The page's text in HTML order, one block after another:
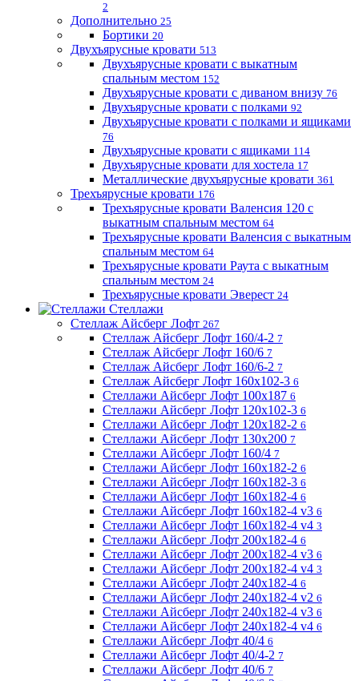
2
Дополнительно 25
Бортики 20
Двухъярусные кровати 513
Двухъярусные кровати с выкатным
спальным местом 152
Двухъярусные кровати с диваном внизу 76
Двухъярусные кровати с полками 92
Двухъярусные кровати с полками и ящиками
76
Двухъярусные кровати с ящиками 114
Двухъярусные кровати для хостела 17
Металлические двухъярусные кровати 361
Трехъярусные кровати 176
Трехъярусные кровати Валенсия 120 с
выкатным спальным местом 64
Трехъярусные кровати Валенсия с выкатным
спальным местом 64
Трехъярусные кровати Раута с выкатным
спальным местом 24
Трехъярусные кровати Эверест 24
Стеллажи
Стеллаж Айсберг Лофт 267
Стеллаж Айсберг Лофт 160/4-2 7
Стеллаж Айсберг Лофт 160/6 7
Стеллаж Айсберг Лофт 160/6-2 7
Стеллаж Айсберг Лофт 160х102-3 6
Стеллажи Айсберг Лофт 100х187 6
Стеллажи Айсберг Лофт 120х102-3 6
Стеллажи Айсберг Лофт 120х182-2 6
Стеллажи Айсберг Лофт 130х200 7
Стеллажи Айсберг Лофт 160/4 7
Стеллажи Айсберг Лофт 160х182-2 6
Стеллажи Айсберг Лофт 160х182-3 6
Стеллажи Айсберг Лофт 160х182-4 6
Стеллажи Айсберг Лофт 160х182-4 v3 6
Стеллажи Айсберг Лофт 160х182-4 v4 3
Стеллажи Айсберг Лофт 200х182-4 6
Стеллажи Айсберг Лофт 200х182-4 v3 6
Стеллажи Айсберг Лофт 200х182-4 v4 3
Стеллажи Айсберг Лофт 240х182-4 6
Стеллажи Айсберг Лофт 240х182-4 v2 6
Стеллажи Айсберг Лофт 240х182-4 v3 6
Стеллажи Айсберг Лофт 240х182-4 v4 6
Стеллажи Айсберг Лофт 40/4 6
Стеллажи Айсберг Лофт 40/4-2 7
Стеллажи Айсберг Лофт 40/6 7